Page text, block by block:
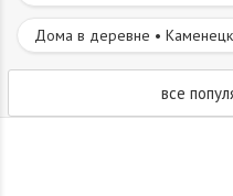
Дома в деревне •
все